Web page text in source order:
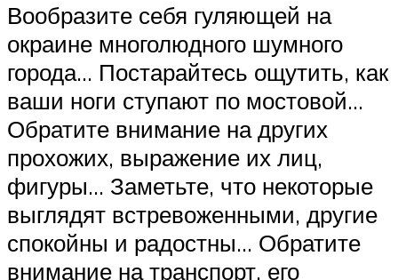
Вообразите себя гуляющей на
окраине многолюдного шумного
города… Постарайтесь ощутить, как
ваши ноги ступают по мостовой…
Обратите внимание на других
прохожих, выражение их лиц,
фигуры… Заметьте, что некоторые
выглядят встревоженными, другие
спокойны и радостны… Обратите
внимание на транспорт, его